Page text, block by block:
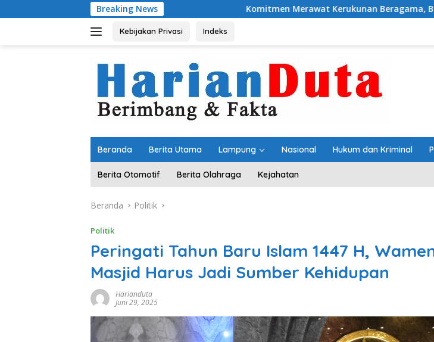
ke
Breaking News Komitmen Merawat Kerukunan Beragama, Bupati Radityo Egi
Kebijakan Privasi Indeks
Beranda Berita Utama Lampung Nasional Hukum dan Kriminal
Berita Otomotif Berita Olahraga Kejahatan
Beranda Politik
Politik
Peringati Tahun Baru Islam 1447 H,
Masjid Harus Jadi Sumber Kehidupan
Harianduta
Juni 29, 2025